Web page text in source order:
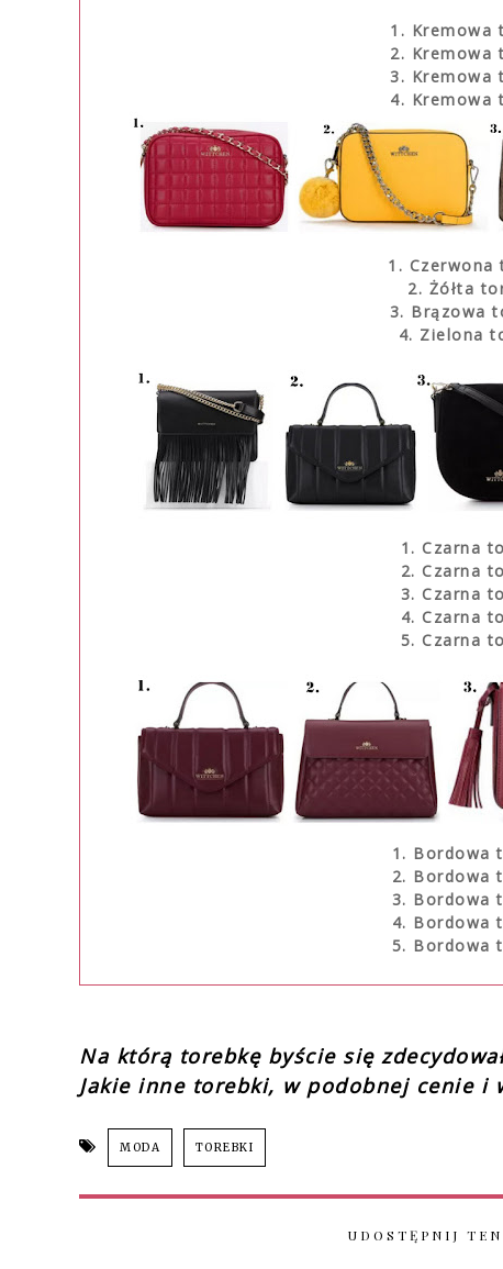
1. Kremowa
2. Kremowa
3. Kremowa
4. Kremowa
1. Czerwona
2. Żółta
3. Brązowa
4. Zielona
1. Czarna
2. Czarna
3. Czarna
4. Czarna
5. Czarna
1. Bordowa
2. Bordowa
3. Bordowa
4. Bordowa
5. Bordowa
Na którą torebkę byście się
Jakie inne torebki, w podobnej cenie i
MODA TOREBKI
UDOSTĘPNIJ